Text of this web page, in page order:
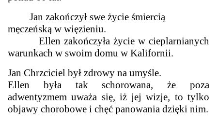
Jan zakończył swe życie śmiercią
męczeńską w więzieniu.
Ellen zakończyła życie w cieplarnianych
warunkach w swoim domu w Kalifornii.
Jan Chrzciciel był zdrowy na umyśle.
Ellen była tak schorowana, że poza
adwentyzmem uważa się, iż jej wizje, to tylko
objawy chorobowe i chęć panowania dzięki nim.